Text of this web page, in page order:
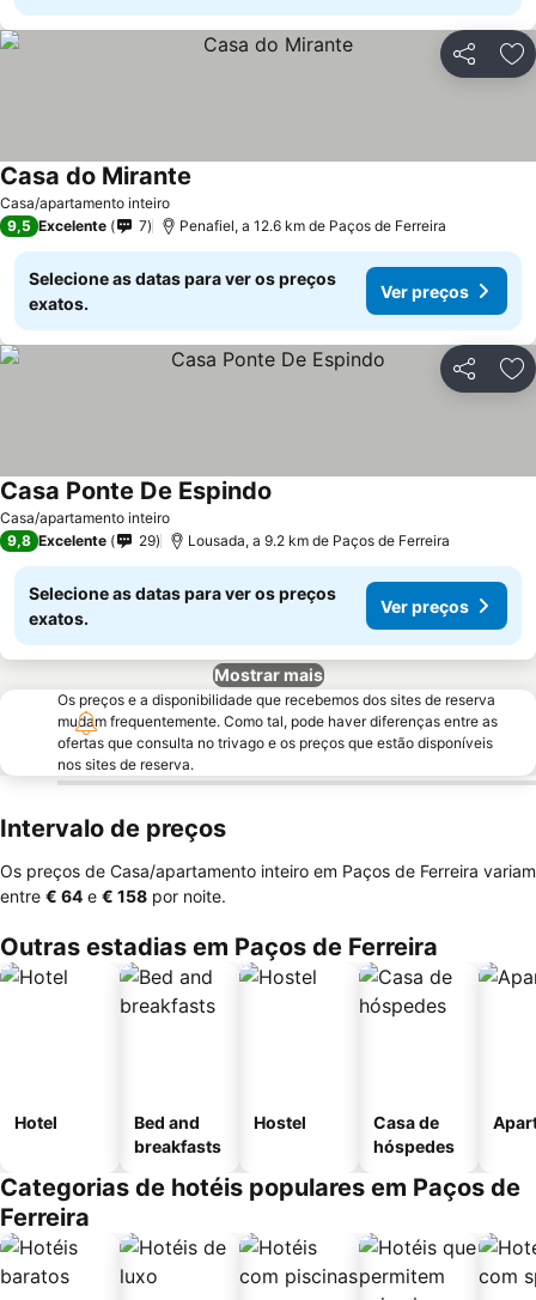
Partilhar
Casa/apartamento inteiro
Casa do Mirante
9,5 Excelente 7 Penafiel, a 12.6 km de Paços de Ferreira
Selecione as datas para ver os preços
exatos.
Ver preços
Partilhar
Casa/apartamento inteiro
Casa Ponte De Espindo
9,8 Excelente 29 Lousada, a 9.2 km de Paços de Ferreira
Selecione as datas para ver os preços
exatos.
Ver preços
Mostrar mais
Os preços e a disponibilidade que recebemos dos sites de reserva
mudam frequentemente. Como tal, pode haver diferenças entre as
ofertas que consulta no trivago e os preços que estão disponíveis
nos sites de reserva.
Intervalo de preços
Os preços de Casa/apartamento inteiro em Paços de Ferreira variam
entre ‎€ 64 e ‎€ 158 por noite.
Outras estadias em Paços de Ferreira
Hotel
Bed and
breakfasts
Hostel
Casa de
hóspedes
Categorias de hotéis populares em Paços de
Ferreira